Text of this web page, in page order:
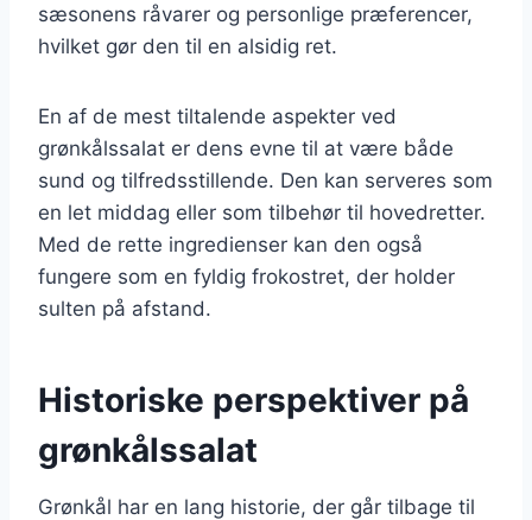
sæsonens råvarer og personlige præferencer,
hvilket gør den til en alsidig ret.
En af de mest tiltalende aspekter ved
grønkålssalat er dens evne til at være både
sund og tilfredsstillende. Den kan serveres som
en let middag eller som tilbehør til hovedretter.
Med de rette ingredienser kan den også
fungere som en fyldig frokostret, der holder
sulten på afstand.
Historiske perspektiver på
grønkålssalat
Grønkål har en lang historie, der går tilbage til